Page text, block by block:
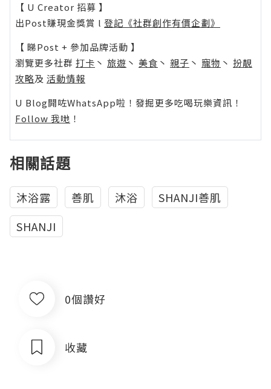
【 U Creator 招募 】
出Post賺現金獎賞 l 登記《社群創作有價企劃》
【 睇Post + 參加品牌活動 】
瀏覽更多社群 打卡 丶 旅遊 丶 美食 丶 親子 丶 寵物 丶 扮靚
攻略及 活動情報
U Blog開咗WhatsApp啦！發掘更多吃喝玩樂資訊！
Follow 我哋 ！
相關話題
沐浴露 善肌 沐浴
SHANJI善肌
SHANJI
0個讚好
收藏